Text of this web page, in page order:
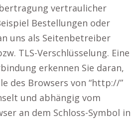
vertraulicher
Bestellungen oder
uns als Seitenbetreiber
TLS-Verschlüsselung. Eine
erkennen Sie daran,
des Browsers von “http://”
und abhängig vom
an dem Schloss-Symbol in